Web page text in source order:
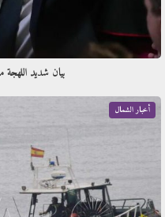
بيان شديد اللهجة
أخبار الشمال